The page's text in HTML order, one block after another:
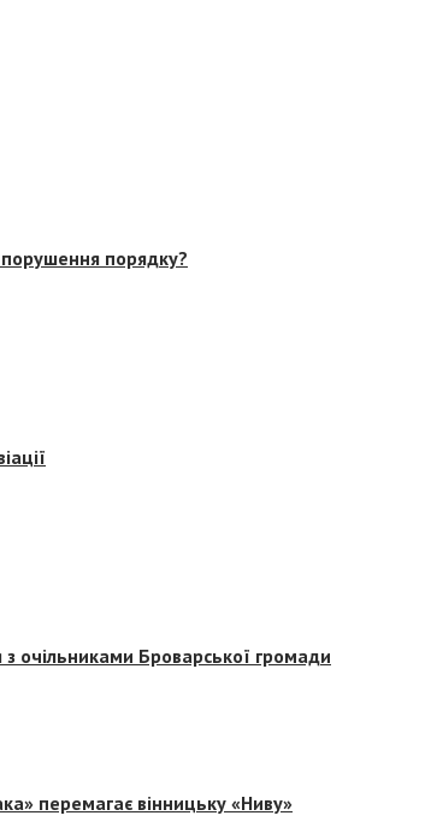
порядку?
очільниками Броварської громади
перемагає вінницьку «Ниву»